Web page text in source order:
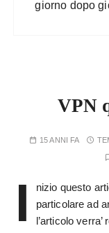
giorno dopo
VPN
15 ANNI FA
I
nizio questo
particolare ad
l’articolo